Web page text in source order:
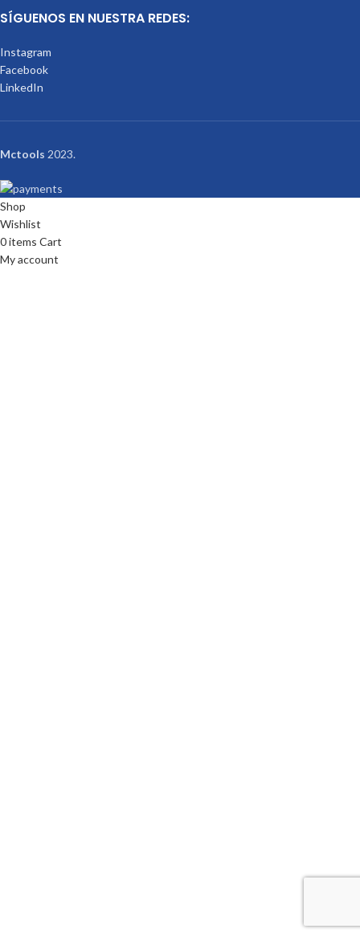
SÍGUENOS EN NUESTRA REDES:
Instagram
Facebook
LinkedIn
Mctools 2023.
Shop
Wishlist
0items Cart
My account